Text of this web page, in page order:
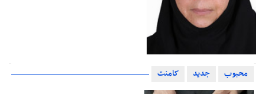
محبوب جدید کامنت